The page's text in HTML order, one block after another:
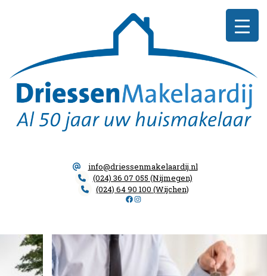
info@driessenmakelaardij.nl
(024) 36 07 055 (Nijmegen)
(024) 64 90 100 (Wijchen)
Facebook
Instagram
Driessen
Makelaardij